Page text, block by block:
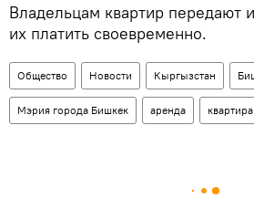
Владельцам квартир передают
их платить своевременно.
Общество Новости Кыргызстан
Мэрия города Бишкек аренда квартира